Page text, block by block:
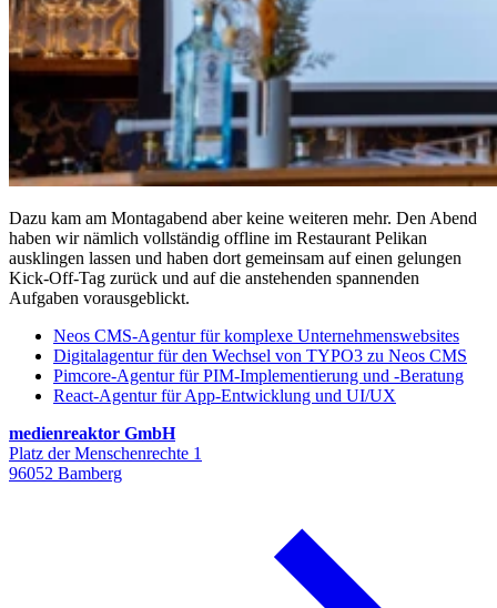
Dazu kam am Montagabend aber keine weiteren mehr. Den Abend
haben wir nämlich vollständig offline im Restaurant Pelikan
ausklingen lassen und haben dort gemeinsam auf einen gelungen
Kick-Off-Tag zurück und auf die anstehenden spannenden
Aufgaben vorausgeblickt.
Neos CMS-Agentur für komplexe Unternehmenswebsites
Digitalagentur für den Wechsel von TYPO3 zu Neos CMS
Pimcore-Agentur für PIM-Implementierung und -Beratung
React-Agentur für App-Entwicklung und UI/UX
medienreaktor GmbH
Platz der Menschenrechte 1
96052 Bamberg